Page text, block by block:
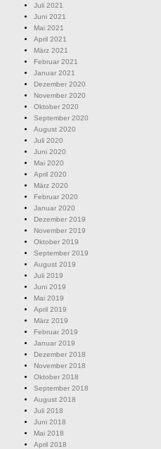
Juli 2021
Juni 2021
Mai 2021
April 2021
März 2021
Februar 2021
Januar 2021
Dezember 2020
November 2020
Oktober 2020
September 2020
August 2020
Juli 2020
Juni 2020
Mai 2020
April 2020
März 2020
Februar 2020
Januar 2020
Dezember 2019
November 2019
Oktober 2019
September 2019
August 2019
Juli 2019
Juni 2019
Mai 2019
April 2019
März 2019
Februar 2019
Januar 2019
Dezember 2018
November 2018
Oktober 2018
September 2018
August 2018
Juli 2018
Juni 2018
Mai 2018
April 2018